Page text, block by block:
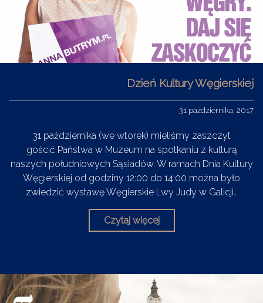
Dzień Kultury Węgierskiej
31 października, 2017
31 października (we wtorek) mieliśmy zaszczyt
gościć Państwa w Muzeum na spotkaniu z kulturą
naszych południowych Sąsiadów. W ramach Dnia Kultury
Węgierskiej od godziny 12:00 do 14:00 można było
zwiedzić wystawę Węgierskie Lwy Judy w Galicji…
Czytaj więcej